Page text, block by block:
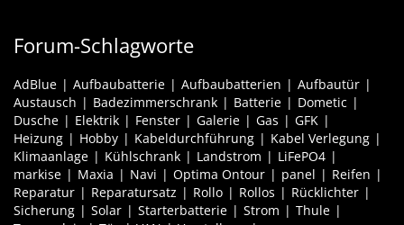
Forum-Schlagworte
AdBlue Aufbaubatterie Aufbaubatterien
Aufbautür
Austausch
Badezimmerschrank Batterie
Dometic
Dusche
Elektrik Fenster Galerie Gas
GFK
Heizung
Hobby Kabeldurchführung
Kabel Verlegung
Klimaanlage
Kühlschrank Landstrom
LiFePO4
markise
Maxia Navi Optima Ontour panel
Reifen
Reparatur
Reparatursatz Rollo Rollos
Rücklichter
Sicherung
Solar Starterbatterie Strom
Thule